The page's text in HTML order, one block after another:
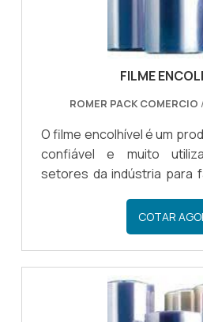
FILME
ROMER PACK COMERCIO
O filme encolhível é um
confiável e muito
setores da indústria para
conta da versatilidade,
procurado.OS BENEFÍCIOS
ENCOLHÍVELCom o
embalagens de produtos
formatos irregulares, uma
filme se adequa com o
COTAR